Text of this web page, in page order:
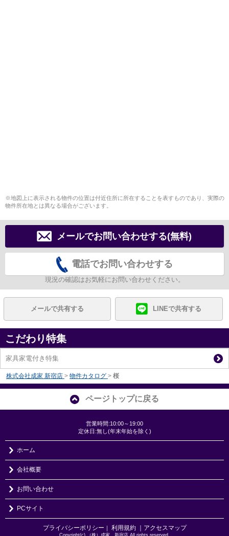
※地図上に表示される物件の位置は付近住所に所在することを表すものであり、実際の
物件所在地とは異なる場合がございます。
メールでお問い合わせする(無料)
電話でお問い合わせする
現況の確認はお気軽にお問い合わせください。
メールで共有する LINEで共有する
こだわり特集
家具家電付き特集
株式会社成家 新宿店 > 物件カタログ > 桜
ページトップに戻る
営業時間:10:00～19:00
定休日:無し(年末年始を除く)
ホーム
会社概要
お問い合わせ
PCサイト
プライバシーポリシー 利用規約 ｜アクセスマップ